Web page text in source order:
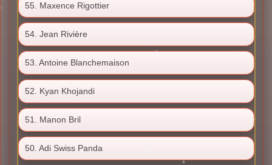
55. Maxence Rigottier
54. Jean Rivière
53. Antoine Blanchemaison
52. Kyan Khojandi
51. Manon Bril
50. Adi Swiss Panda